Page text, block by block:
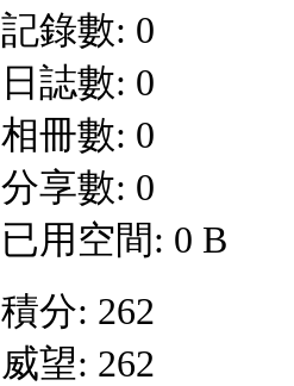
記錄數: 0
日誌數: 0
相冊數: 0
分享數: 0
已用空間: 0 B
積分: 262
威望: 262